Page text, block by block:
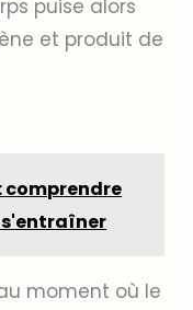
puise alors
et produit de
comprendre
s'entraîner
moment où le